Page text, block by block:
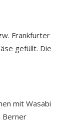
Frankfurter
gefüllt. Die
mit Wasabi
Berner